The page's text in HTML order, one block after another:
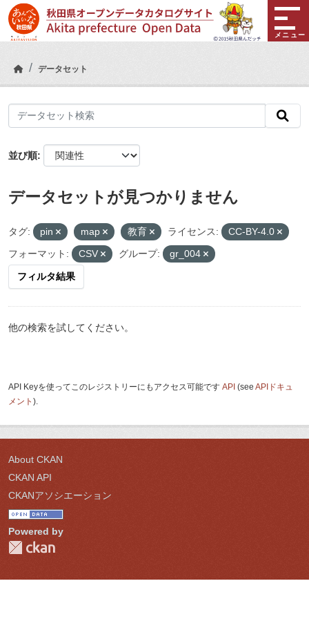
Skip to main content
メニュー
データセット
並び順
データセットが見つかりません
タグ: pin map 教育 ライセンス:
CC-BY-4.0
フォーマット:
CSV グループ: gr_004
フィルタ結果
他の検索を試してください。
API Keyを使ってこのレジストリーにもアクセス可能です API (see APIドキュ
メント ).
About CKAN
CKAN API
CKANアソシエーション
Powered by